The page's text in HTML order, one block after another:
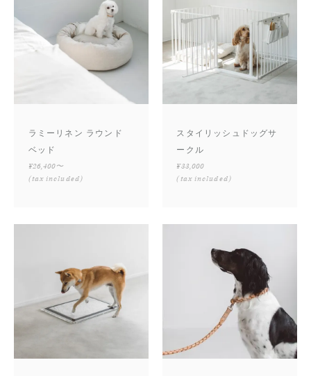
ラミーリネン ラウンド
ベッド
¥26,400〜
(tax included)
スタイリッシュドッグサ
ークル
¥33,000
(tax included)